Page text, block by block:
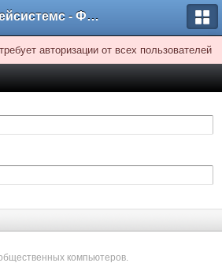
Кейсистемс - Форумы
авторизации от всех пользователей
компьютеров.